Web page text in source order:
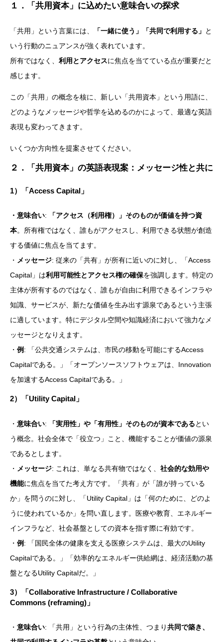
１．「共用資本」に込めたい意味合いの探求
「共用」という言葉には、 「一緒に使う」「共同で利用する」 と
いう行動のニュアンスが強く表れています。
所有ではなく、 利用とアクセスに焦点を当てている点が重要だと
感じます。
この「共用」の概念を核に、新しい「共用資本」という用語に、
どのようなメッセージや哲学を込めるのかによって、最適な英語
表現も変わってきます。
いくつか方向性を提案させてください。
２．「共用資本」の英語表現案：メッセージ性と共に
1） 「Access Capital」
・意味合い:
「アクセス（利用権）」そのものが価値を持つ資
本。所有権ではなく、誰もがアクセスし、利用できる状態が創造
する価値に焦点を当てます。
・ メッセージ: 従来の「共有」が所有に近いのに対し、「Access
Capital」は利用可能性とアクセス権の確保を強調します。特定の
主体が所有するのではなく、誰もが自由に利用できるインフラや
知識、サービスが、新たな価値を生み出す源泉であるという主張
に適しています。特にデジタル空間や知識経済において強力なメ
ッセージとなりえます。
・ 例: 「公共交通システムは、市民の移動を可能にするAccess
Capitalである。」「オープンソースソフトウェアは、Innovation
を加速するAccess Capitalである。」
2） 「Utility Capital」
・ 意味合い: 「実用性」や「有用性」そのものが資本であるとい
う概念。社会全体で「役立つ」こと、機能することが価値の源泉
であるとします。
・ メッセージ: これは、単なる共有物ではなく、 社会的な効用や
機能に焦点を当てた考え方です。「共有」が「誰が持っている
か」を問うのに対し、「Utility Capital」は「何のために、どのよ
うに使われているか」を問い直します。医療や教育、エネルギー
インフラなど、社会基盤としての資本を指す際に有効です。
・ 例: 「国民全体の健康を支える医療システムは、最大のUtility
Capitalである。」「効率的なエネルギー供給網は、経済活動の基
盤となるUtility Capitalだ。」
3）
「Collaborative Infrastructure / Collaborative
Commons (reframing) 」
・ 意味合い: 「共用」という行為の主体性、つまり共同で築き、